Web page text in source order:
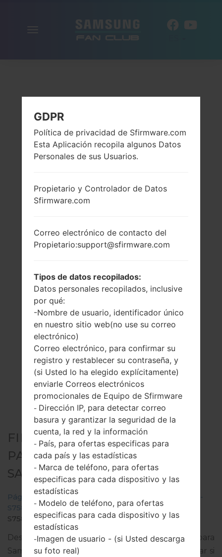
FIRMWARE OFICIAL #25489
PARA GT-S7582L -
SAMSUNGGALAXY S DUOS 2
Página principal →
SamsungGT-
S7582L
→GT-
S7582L_1_20150923155440_xjsr3fu7tw_fac.zip
Descargue la última actualización de firmware para
Samsung Galaxy S Duos 2, pero no olvide verificar si
GDPR
Política de privacidad de Sfirmware.com
Esta Aplicación recopila algunos Datos
Personales de sus Usuarios.
Propietario y Controlador de Datos
Sfirmware.com
Correo electrónico de contacto del
Propietario:support@sfirmware.com
Tipos de datos recopilados:
Datos personales recopilados, inclusive
por qué:
-Nombre de usuario, identificador único
en nuestro sitio web(no use su correo
electrónico)
Correo electrónico, para confirmar su
registro y restablecer su contraseña, y
(si Usted lo ha elegido explícitamente)
enviarle Correos electrónicos
promocionales de Equipo de Sfirmware
- Dirección IP, para detectar correo
basura y garantizar la seguridad de la
cuenta, la red y la información
- País, para ofertas especificas para
cada país y las estadísticas
- Marca de teléfono, para ofertas
especificas para cada dispositivo y las
estadísticas
- Modelo de teléfono, para ofertas
especificas para cada dispositivo y las
estadísticas
-Imagen de usuario - (si Usted descarga
su foto real)